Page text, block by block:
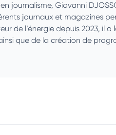
en journalisme, Giovanni
journaux et magazines
de l’énergie depuis 2023, il
que de la création de